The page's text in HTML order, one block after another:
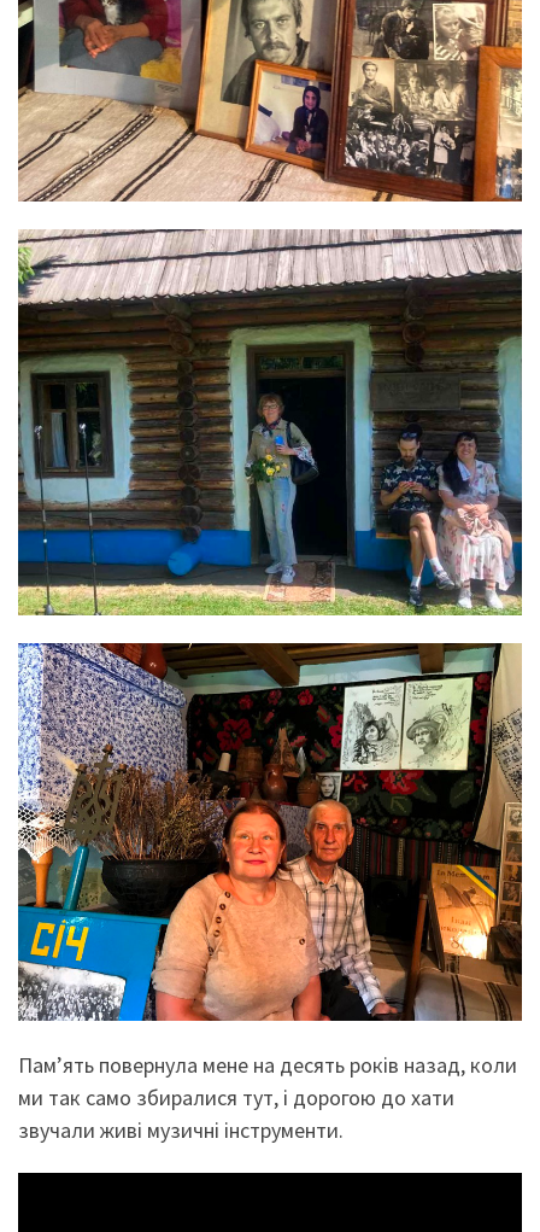
Пам’ять повернула мене на десять років назад, коли
ми так само збиралися тут, і дорогою до хати
звучали живі музичні інструменти.